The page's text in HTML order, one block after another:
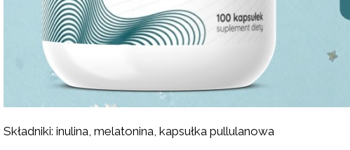
Składniki: inulina, melatonina, kapsułka pullulanowa